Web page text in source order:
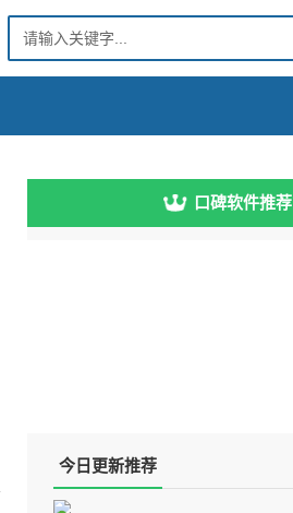
口碑软件推荐
今日更新推荐